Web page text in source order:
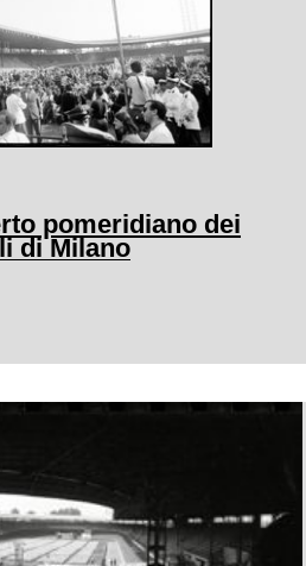
pomeridiano dei
di Milano